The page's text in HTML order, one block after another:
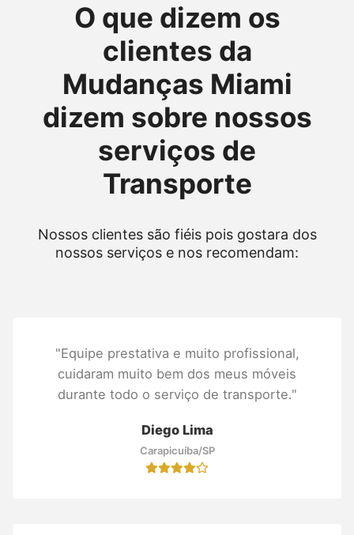
O que dizem os
clientes da
Mudanças Miami
dizem sobre nossos
serviços de
Transporte
Nossos clientes são fiéis pois gostara dos
nossos serviços e nos recomendam:
"Equipe prestativa e muito profissional,
cuidaram muito bem dos meus móveis
durante todo o serviço de transporte."
Diego Lima
Carapicuíba/SP